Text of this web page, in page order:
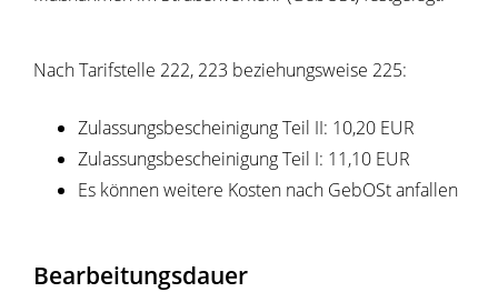
Nach Tarifstelle 222, 223 beziehungsweise 225:
Zulassungsbescheinigung Teil II: 10,20 EUR
Zulassungsbescheinigung Teil I: 11,10 EUR
Es können weitere Kosten nach GebOSt anfallen
Bearbeitungsdauer